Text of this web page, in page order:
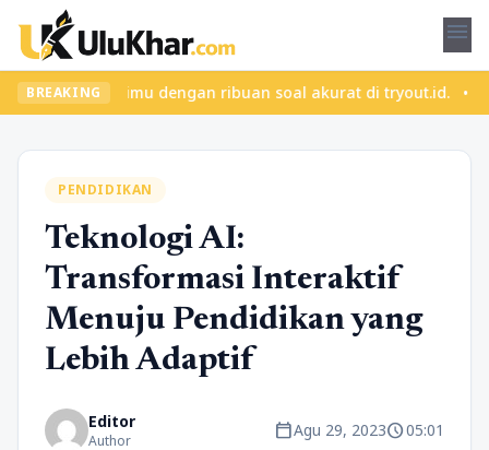
menu
BREAKINGdirimu dengan ribuan soal akurat di tryout.id. •
PENDIDIKAN
Teknologi AI:
Transformasi Interaktif
Menuju Pendidikan yang
Lebih Adaptif
Editor
Author calendar_todayAgu 29, 2023schedule05:01